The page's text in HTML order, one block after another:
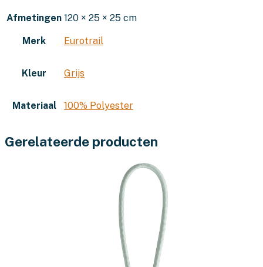
Afmetingen 120 × 25 × 25 cm
Merk Eurotrail
Kleur Grijs
Materiaal 100% Polyester
Gerelateerde producten